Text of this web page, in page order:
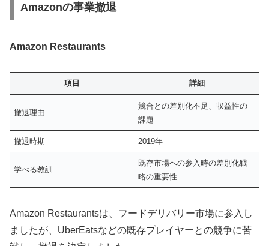
Amazonの事業撤退
Amazon Restaurants
項目 詳細
撤退理由
競合との差別化不足、収益性の
課題
撤退時期 2019年
学べる教訓
既存市場への参入時の差別化戦
略の重要性
Amazon Restaurantsは、フードデリバリー市場に参入し
ましたが、UberEatsなどの既存プレイヤーとの競争に苦